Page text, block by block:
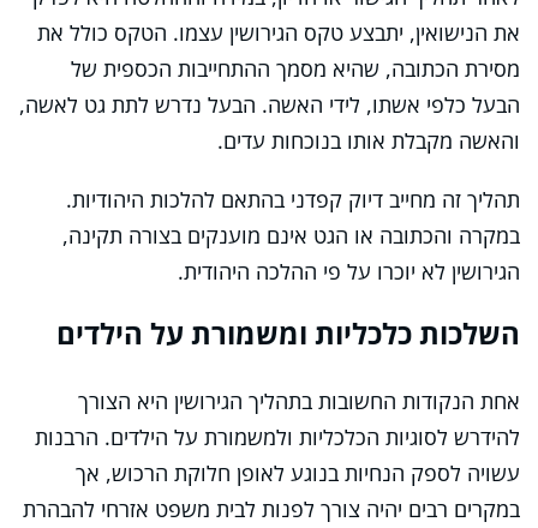
את הנישואין, יתבצע טקס הגירושין עצמו. הטקס כולל את
מסירת הכתובה, שהיא מסמך ההתחייבות הכספית של
הבעל כלפי אשתו, לידי האשה. הבעל נדרש לתת גט לאשה,
והאשה מקבלת אותו בנוכחות עדים.
תהליך זה מחייב דיוק קפדני בהתאם להלכות היהודיות.
במקרה והכתובה או הגט אינם מוענקים בצורה תקינה,
הגירושין לא יוכרו על פי ההלכה היהודית.
השלכות כלכליות ומשמורת על הילדים
אחת הנקודות החשובות בתהליך הגירושין היא הצורך
להידרש לסוגיות הכלכליות ולמשמורת על הילדים. הרבנות
עשויה לספק הנחיות בנוגע לאופן חלוקת הרכוש, אך
במקרים רבים יהיה צורך לפנות לבית משפט אזרחי להבהרת